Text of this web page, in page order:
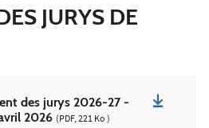
JURYS DE
des jurys 2026-27 -
2026 (PDF, 221 Ko )